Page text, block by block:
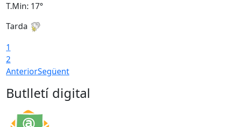
T.Min: 17°
Tarda
1
2
AnteriorSegüent
Butlletí digital